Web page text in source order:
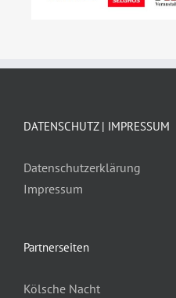
DATENSCHUTZ | IMPRESSUM
Datenschutzerklärung
Impressum
Partnerseiten
Kölsche Nacht